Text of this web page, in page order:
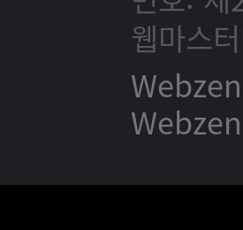
웹마스